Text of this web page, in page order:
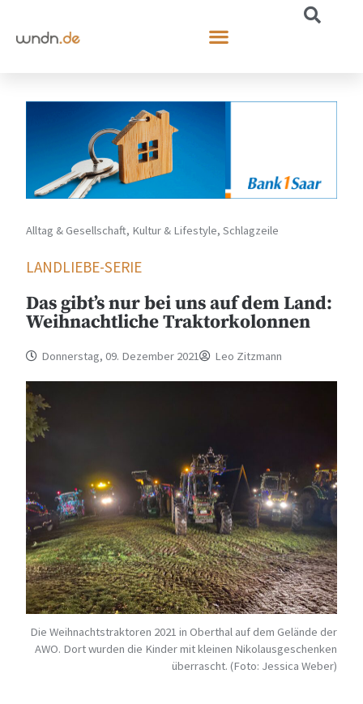
Alltag & Gesellschaft, Kultur & Lifestyle,Schlagzeile
LANDLIEBE-SERIE
Das gibt’s nur bei uns auf dem Land:
Weihnachtliche Traktorkolonnen
Donnerstag, 09. Dezember 2021 Leo Zitzmann
Die Weihnachtstraktoren 2021 in Oberthal auf dem Gelände der
AWO. Dort wurden die Kinder mit kleinen Nikolausgeschenken
überrascht. (Foto: Jessica Weber)